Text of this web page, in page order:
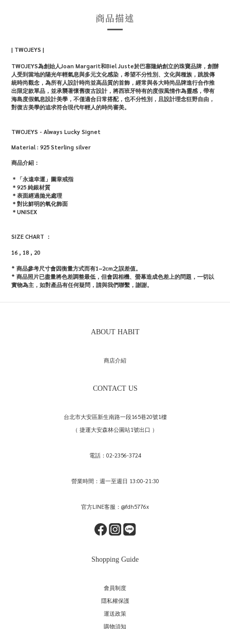
商品描述
| TWOJEYS |
TWOJEYS為創始人Joan Margarit和Biel Juste於巴塞隆納創立的珠寶品牌，創辦
人受到當地的陽光年輕氣息與多元文化感染，希望不分性別、文化與種族，跳脫傳
統時尚觀念，為所有人設計時尚並高品質的首飾，經常與各大時尚品牌進行合作推
出限定款單品，並承襲著懷舊復古設計，將西班牙特有的度假風情作為靈感，帶有
海島度假氣息設計美學，不僅適合日常搭配，也不分性別，且設計理念狂野自由，
對復古美學的追求符合現代年輕人的時尚審美。
TWOJEYS - Always Lucky Signet
Material : 925 Sterling silver
商品介紹：
＊ 「永遠幸運」圖章戒指
＊925 純銀材質
＊表面經過拋光處理
＊對比鮮明的氧化飾面
＊UNISEX
SIZE CHART ：
16 , 18 , 20
* 商品參考尺寸會因衡量方式而有1~2cm之誤差值。
* 商品照片已盡量將色差調整最低，但會因相機、螢幕造成色差上的問題，一切以
實物為主，如對產品有任何疑問，請與我們聯繫，謝謝。
ABOUT HABIT
商店介紹
CONTACT US
台北市大安區新生南路一段165巷20號1樓
（ 捷運大安森林公園站1號出口 ）
電話：02-2356-3724
營業時間：週一至週日 13:00-21:30
官方LINE客服：@fdh5776x
Shopping Guide
會員制度
隱私權保護
運送政策
購物須知